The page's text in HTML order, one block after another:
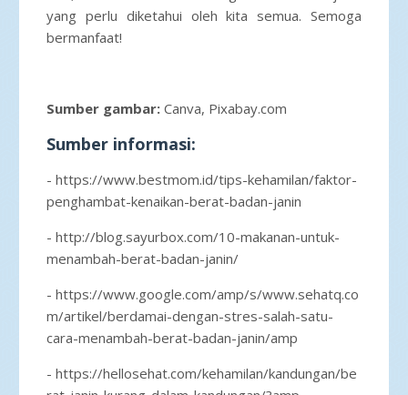
yang perlu diketahui oleh kita semua. Semoga
bermanfaat!
Sumber gambar: Canva, Pixabay.com
Sumber informasi:
- https://www.bestmom.id/tips-kehamilan/faktor-
penghambat-kenaikan-berat-badan-janin
- http://blog.sayurbox.com/10-makanan-untuk-
menambah-berat-badan-janin/
- https://www.google.com/amp/s/www.sehatq.co
m/artikel/berdamai-dengan-stres-salah-satu-
cara-menambah-berat-badan-janin/amp
- https://hellosehat.com/kehamilan/kandungan/be